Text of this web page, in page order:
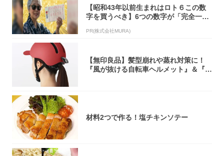
【昭和43年以前生まれはロト６この数
字を買うべき】6つの数字が「完全一
PR(株式会社MURA)
【無印良品】髪型崩れや蒸れ対策に！
『風が抜ける自転車ヘルメット』＆『2
材料2つで作る！塩チキンソテー